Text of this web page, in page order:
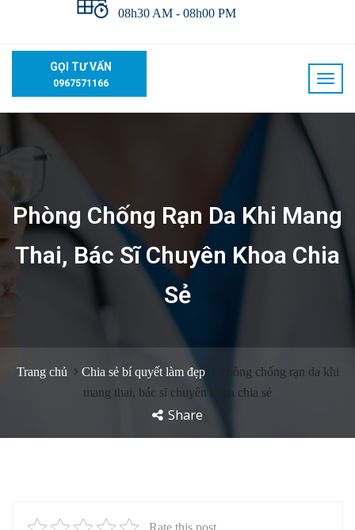
08h30 AM - 08h00 PM
GỌI TƯ VẤN
0967571166
Phòng Chống Rạn Da Khi Mang
Thai, Bác Sĩ Chuyên Khoa Chia
Sẻ
Trang chủ Chia sẻ bí quyết làm đẹp
Phòng chống rạn da khi
mang thai, bác sĩ chuyên khoa chia sẻ
Share
Rate this post